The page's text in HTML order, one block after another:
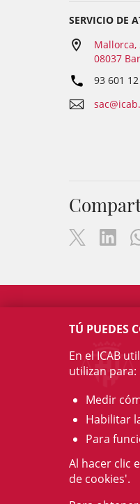
SERVICIO DE
Mallorca,
08037
93 601
TÚ PUEDES
En el ICAB
utilizan para:
Medir
Habilitar
Para
Al hacer clic
de cookies'.